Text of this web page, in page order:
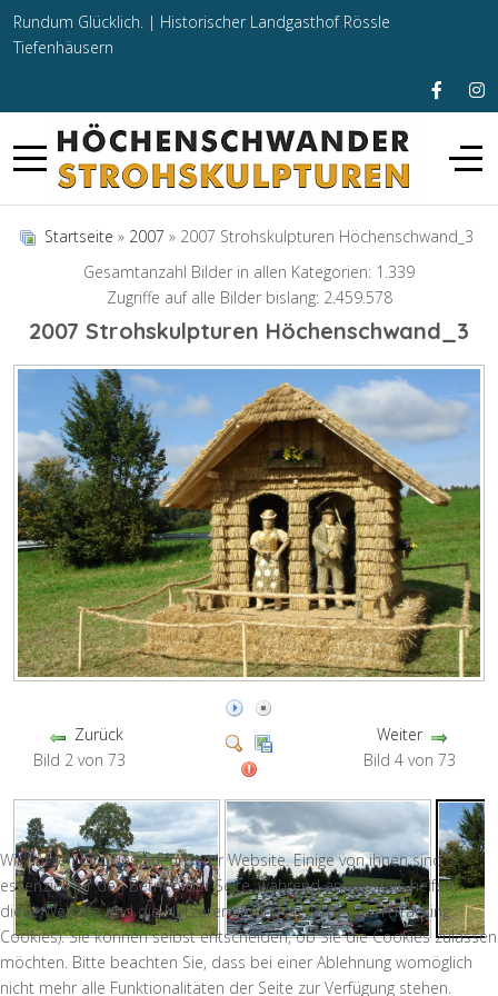
Rundum Glücklich. | Historischer Landgasthof Rössle
Tiefenhäusern
Startseite » 2007 » 2007 Strohskulpturen Höchenschwand_3
Gesamtanzahl Bilder in allen Kategorien: 1.339
Zugriffe auf alle Bilder bislang: 2.459.578
2007 Strohskulpturen Höchenschwand_3
Zurück
Bild 2 von 73
Weiter
Bild 4 von 73
Wir nutzen Cookies auf unserer Website. Einige von ihnen sind
essenziell für den Betrieb der Seite, während andere uns helfen,
diese Website und die Nutzererfahrung zu verbessern (Tracking
Cookies). Sie können selbst entscheiden, ob Sie die Cookies zulassen
möchten. Bitte beachten Sie, dass bei einer Ablehnung womöglich
nicht mehr alle Funktionalitäten der Seite zur Verfügung stehen.